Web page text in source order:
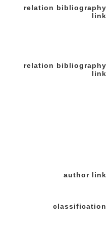
relation bibliography
link
relation bibliography
link
author link
classification